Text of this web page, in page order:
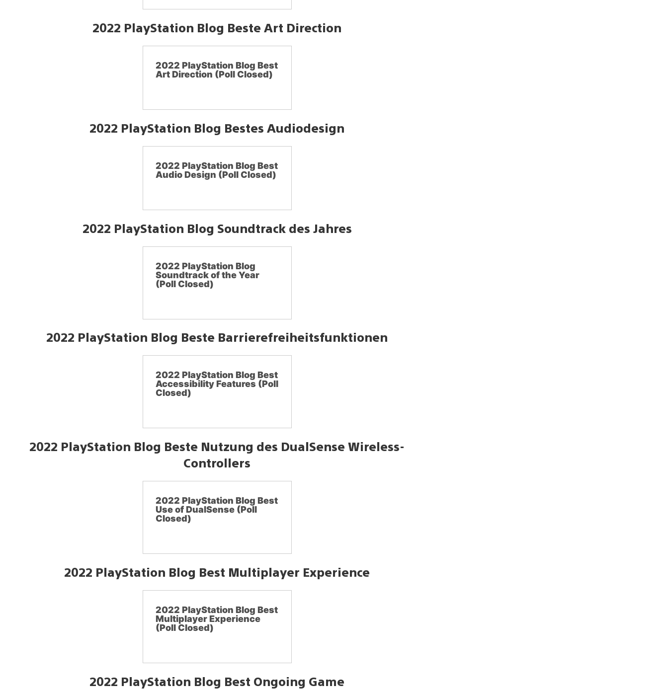
2022 PlayStation Blog Beste Art Direction
2022 PlayStation Blog Best
Art Direction (Poll Closed)
2022 PlayStation Blog Bestes Audiodesign
2022 PlayStation Blog Best
Audio Design (Poll Closed)
2022 PlayStation Blog Soundtrack des Jahres
2022 PlayStation Blog
Soundtrack of the Year
(Poll Closed)
2022 PlayStation Blog Beste Barrierefreiheitsfunktionen
2022 PlayStation Blog Best
Accessibility Features (Poll
Closed)
2022 PlayStation Blog Beste Nutzung des DualSense Wireless-
Controllers
2022 PlayStation Blog Best
Use of DualSense (Poll
Closed)
2022 PlayStation Blog Best Multiplayer Experience
2022 PlayStation Blog Best
Multiplayer Experience
(Poll Closed)
2022 PlayStation Blog Best Ongoing Game